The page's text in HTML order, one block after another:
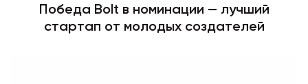
Победа Bolt в номинации — лучший
стартап от молодых создателей